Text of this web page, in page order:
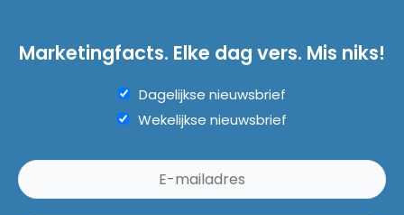
Marketingfacts. Elke dag vers. Mis niks!
Dagelijkse nieuwsbrief
Wekelijkse nieuwsbrief